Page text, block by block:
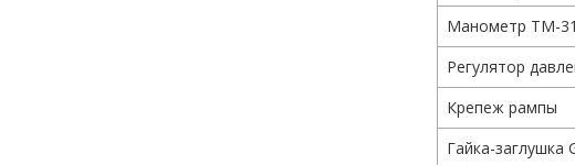
Манометр ТМ-
Регулятор
Крепеж рампы
Гайка-заглушка